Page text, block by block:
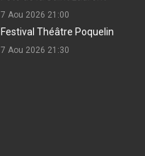
7 Aou 2026 21:00
Festival Théâtre Poquelin
7 Aou 2026 21:30